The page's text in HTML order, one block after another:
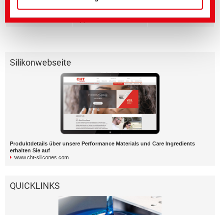
Silikonwebseite
Produktdetails über unsere Performance Materials und Care Ingredients
erhalten Sie auf
www.cht-silicones.com
QUICKLINKS